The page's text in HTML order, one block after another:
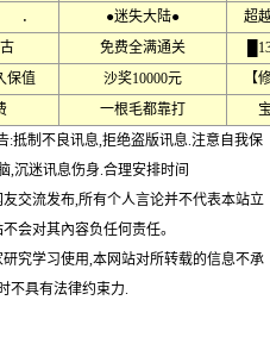
． ●迷失大陆●
超
免费全满通关
保值 沙奖10000元
【
一根毛都靠打
:抵制不良讯息,拒绝盗版讯息.注意自我保
,沉迷讯息伤身.合理安排时间
交流发布,所有个人言论并不代表本站立
会对其內容负任何责任。
究学习使用,本网站对所转载的信息不承
不具有法律约束力.